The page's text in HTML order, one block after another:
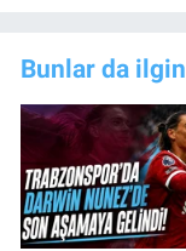
Bunlar da